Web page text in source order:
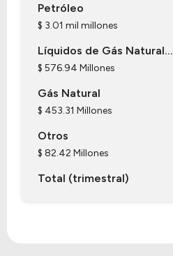
Petróleo
$ 3.01 mil millones
Líquidos de Gás Natural...
$ 576.94 Millones
Gás Natural
$ 453.31 Millones
Otros
$ 82.42 Millones
Total (trimestral)